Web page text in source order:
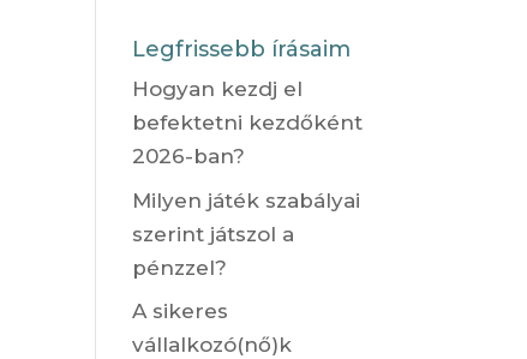
Legfrissebb írásaim
Hogyan kezdj el
befektetni kezdőként
2026-ban?
Milyen játék szabályai
szerint játszol a
pénzzel?
A sikeres
vállalkozó(nő)k